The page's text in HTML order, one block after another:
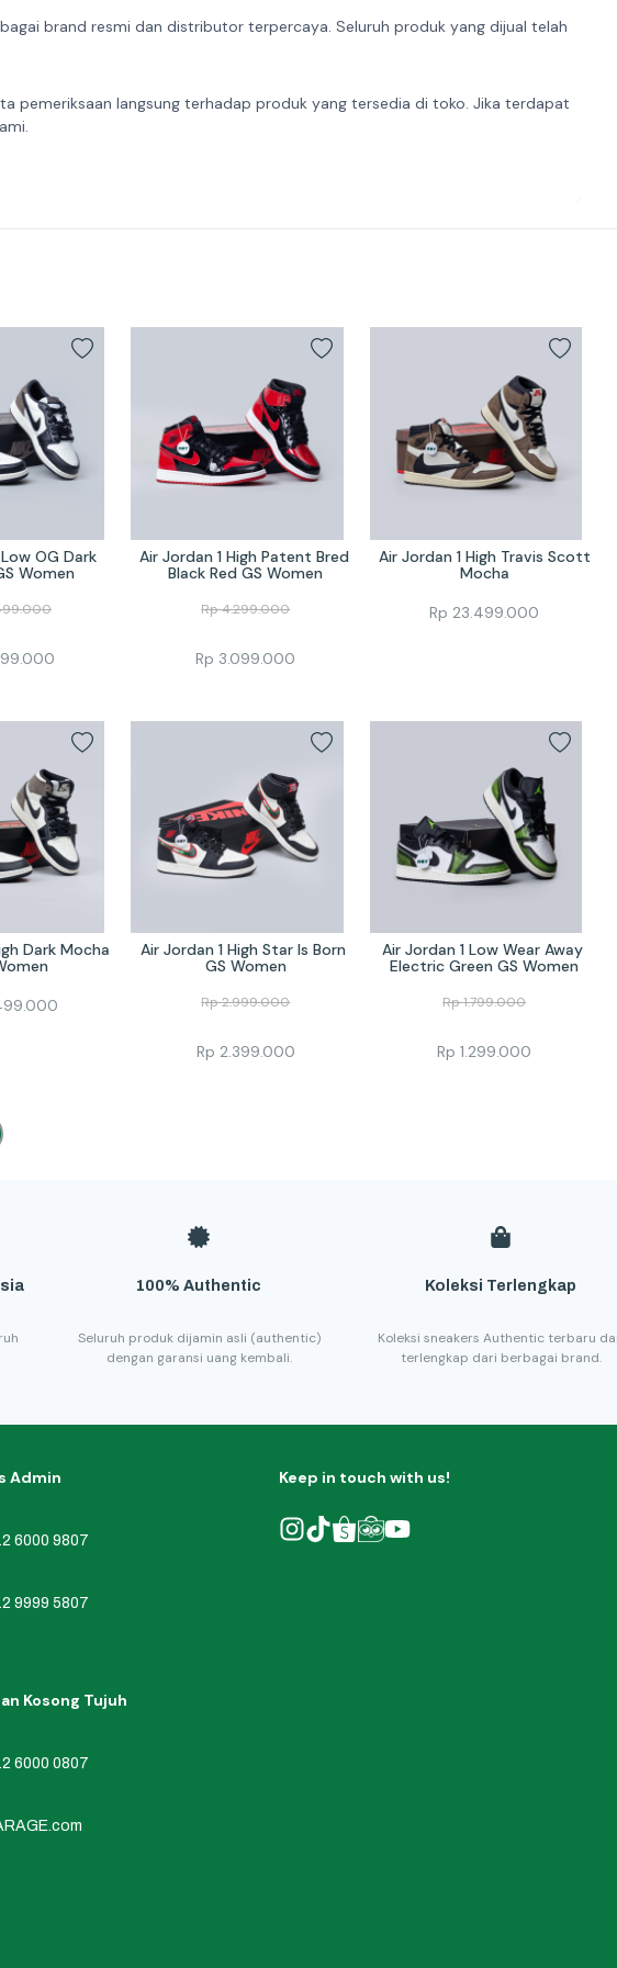
brand resmi dan distributor terpercaya. Seluruh produk yang dijual telah
pemeriksaan langsung terhadap produk yang tersedia di toko. Jika terdapat
OG Dark
Women
Air Jordan 1 High Patent Bred
Black Red GS Women
Rp4.299.000
Rp 3.099.000
Air Jordan 1 High Travis Scott
Mocha
Rp 23.499.000
Dark Mocha
Air Jordan 1 High Star Is Born
GS Women
Rp2.999.000
Rp 2.399.000
Air Jordan 1 Low Wear Away
Electric Green GS Women
Rp1.799.000
Rp1.299.000
100% Authentic
Seluruh produk dijamin asli (authentic)
dengan garansi uang kembali.
Koleksi Terlengkap
Koleksi sneakers Authentic terbaru
terlengkap dari berbagai brand.
Admin
6000 9807
9999 5807
Kosong Tujuh
6000 0807
Keep in touch with us!